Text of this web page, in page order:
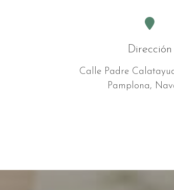
Dirección
Calle Padre
Pamplona,